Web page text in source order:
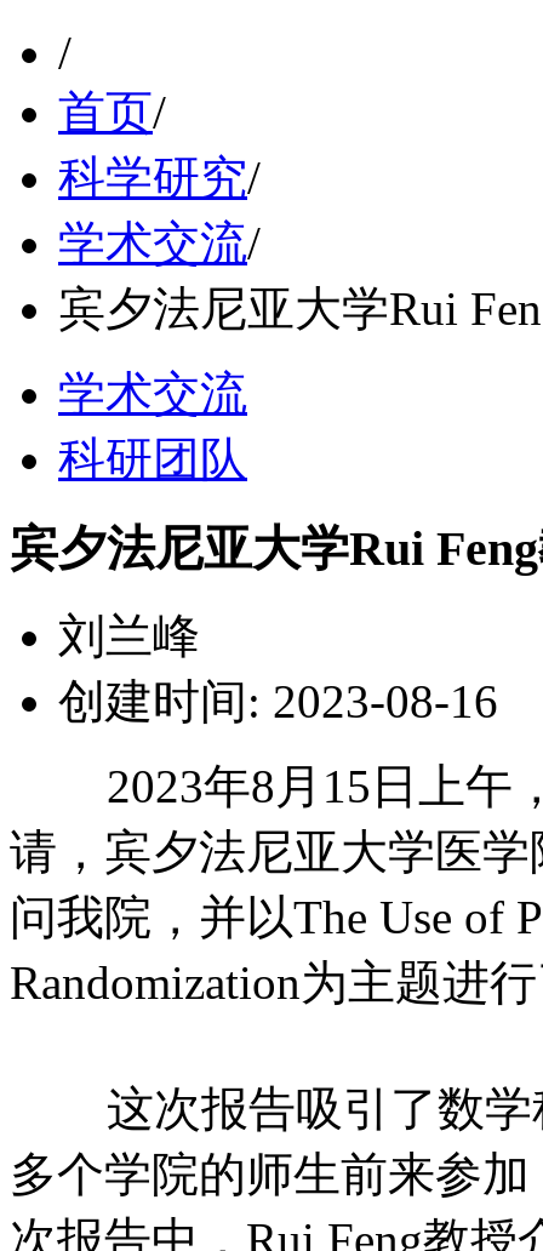
/
首页/
科学研究/
学术交流/
宾夕法尼亚大学Rui
学术交流
科研团队
宾夕法尼亚大学Rui
刘兰峰
创建时间: 2023-08-16
2023年8月15日上午
请，宾夕法尼亚大学医
问我院，并以The Use of
Randomization为主题进
这次报告吸引了数学
多个学院的师生前来参
次报告中，Rui Feng教授